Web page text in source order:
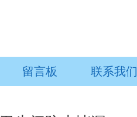
留言板 联系我们